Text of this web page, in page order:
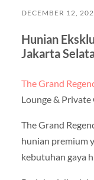
DECEMBER 12,
Hunian
Jakarta
The Grand
Lounge & Private
The Grand
hunian premium
kebutuhan gaya